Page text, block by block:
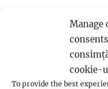
Manage
cookie-
To provide the best
NOTĂ DE